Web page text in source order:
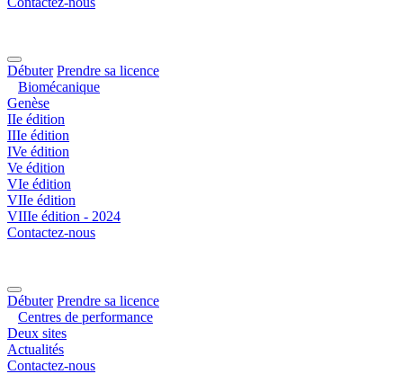
Débuter Prendre sa licence
Biomécanique
Genèse
IIe édition
IIIe édition
IVe édition
Ve édition
VIe édition
VIIe édition
VIIIe édition - 2024
Contactez-nous
Débuter Prendre sa licence
Centres de performance
Deux sites
Actualités
Contactez-nous